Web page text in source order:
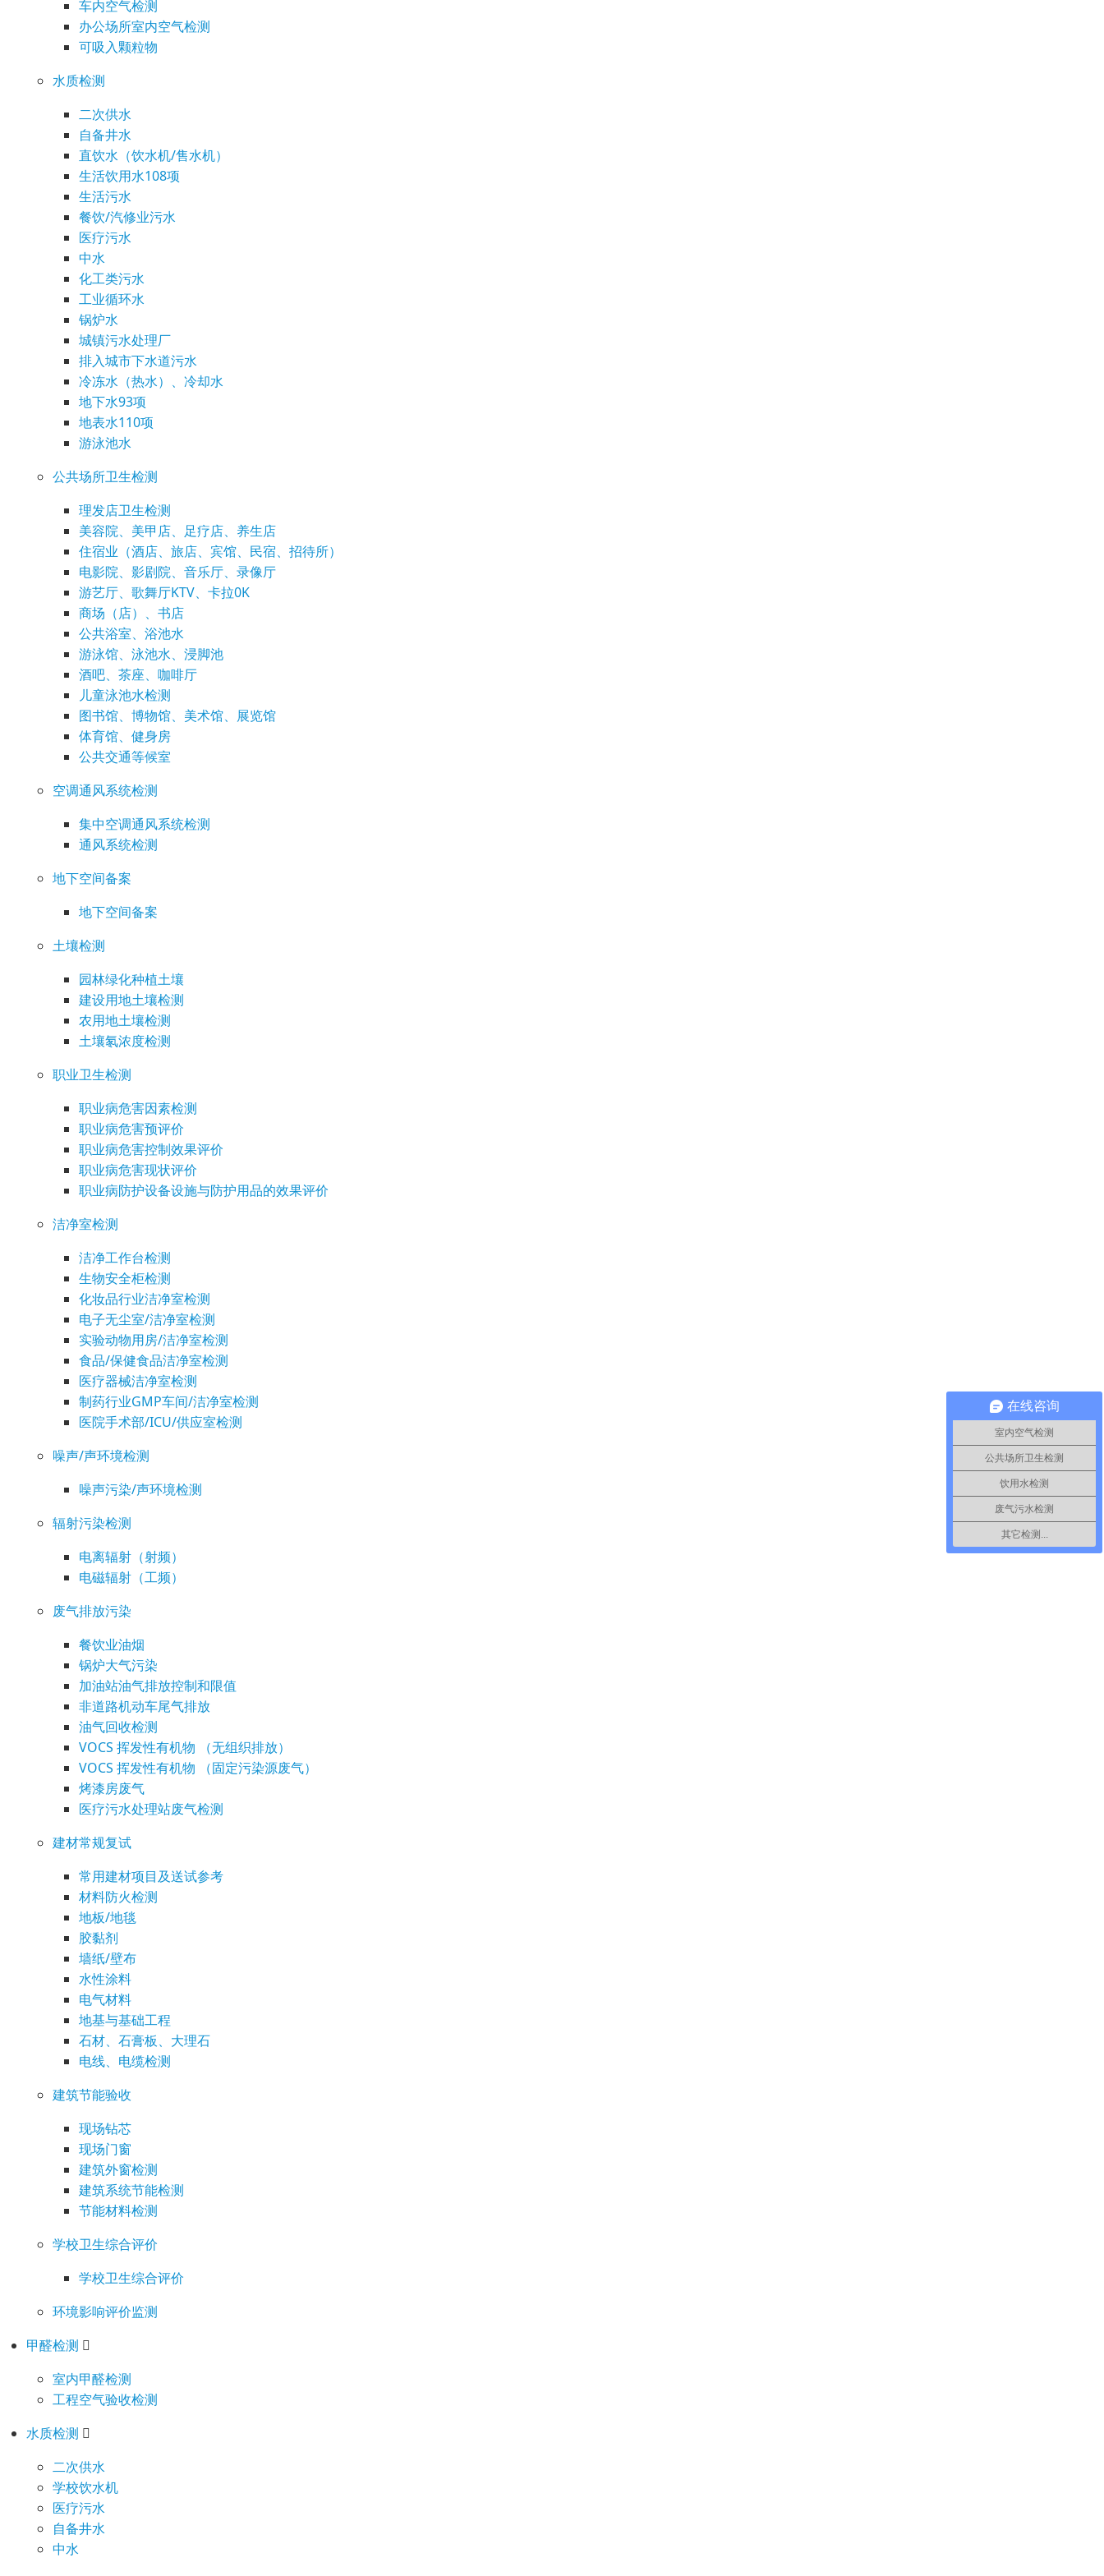
车内空气检测
办公场所室内空气检测
可吸入颗粒物
水质检测
二次供水
自备井水
直饮水（饮水机/售水机）
生活饮用水108项
生活污水
餐饮/汽修业污水
医疗污水
中水
化工类污水
工业循环水
锅炉水
城镇污水处理厂
排入城市下水道污水
冷冻水（热水）、冷却水
地下水93项
地表水110项
游泳池水
公共场所卫生检测
理发店卫生检测
美容院、美甲店、足疗店、养生店
住宿业（酒店、旅店、宾馆、民宿、招待所）
电影院、影剧院、音乐厅、录像厅
游艺厅、歌舞厅KTV、卡拉0K
商场（店）、书店
公共浴室、浴池水
游泳馆、泳池水、浸脚池
酒吧、茶座、咖啡厅
儿童泳池水检测
图书馆、博物馆、美术馆、展览馆
体育馆、健身房
公共交通等候室
空调通风系统检测
集中空调通风系统检测
通风系统检测
地下空间备案
地下空间备案
土壤检测
园林绿化种植土壤
建设用地土壤检测
农用地土壤检测
土壤氡浓度检测
职业卫生检测
职业病危害因素检测
职业病危害预评价
职业病危害控制效果评价
职业病危害现状评价
职业病防护设备设施与防护用品的效果评价
洁净室检测
洁净工作台检测
生物安全柜检测
化妆品行业洁净室检测
电子无尘室/洁净室检测
实验动物用房/洁净室检测
食品/保健食品洁净室检测
医疗器械洁净室检测
制药行业GMP车间/洁净室检测
医院手术部/ICU/供应室检测
噪声/声环境检测
噪声污染/声环境检测
辐射污染检测
电离辐射（射频）
电磁辐射（工频）
废气排放污染
餐饮业油烟
锅炉大气污染
加油站油气排放控制和限值
非道路机动车尾气排放
油气回收检测
VOCS 挥发性有机物 （无组织排放）
VOCS 挥发性有机物 （固定污染源废气）
烤漆房废气
医疗污水处理站废气检测
建材常规复试
常用建材项目及送试参考
材料防火检测
地板/地毯
胶黏剂
墙纸/壁布
水性涂料
电气材料
地基与基础工程
石材、石膏板、大理石
电线、电缆检测
建筑节能验收
现场钻芯
现场门窗
建筑外窗检测
建筑系统节能检测
节能材料检测
学校卫生综合评价
学校卫生综合评价
环境影响评价监测
甲醛检测
室内甲醛检测
工程空气验收检测
水质检测
二次供水
学校饮水机
医疗污水
自备井水
中水
在线咨询
室内空气检测
公共场所卫生检测
饮用水检测
废气污水检测
其它检测...